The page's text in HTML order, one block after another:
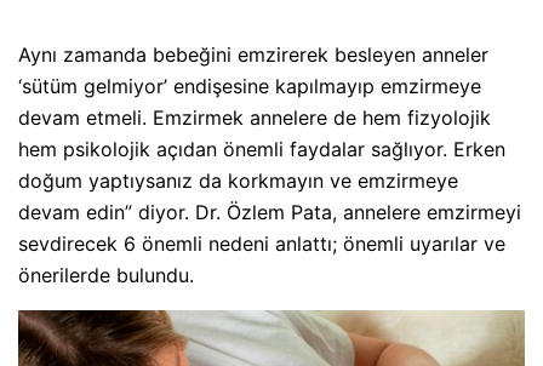
Aynı zamanda bebeğini emzirerek besleyen anneler
‘sütüm gelmiyor’ endişesine kapılmayıp emzirmeye
devam etmeli. Emzirmek annelere de hem fizyolojik
hem psikolojik açıdan önemli faydalar sağlıyor. Erken
doğum yaptıysanız da korkmayın ve emzirmeye
devam edin” diyor. Dr. Özlem Pata, annelere emzirmeyi
sevdirecek 6 önemli nedeni anlattı; önemli uyarılar ve
önerilerde bulundu.